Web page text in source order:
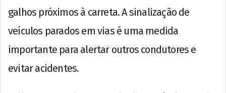
galhos próximos à carreta. A sinalização de
veículos parados em vias é uma medida
importante para alertar outros condutores e
evitar acidentes.